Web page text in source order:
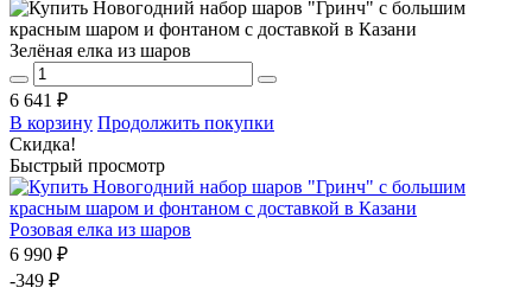
Зелёная елка из шаров
6 641 ₽
В корзину Продолжить покупки
Скидка!
Быстрый просмотр
Розовая елка из шаров
6 990 ₽
-349 ₽